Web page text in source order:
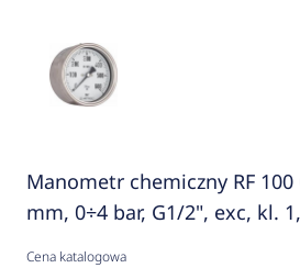
Manometr chemiczny RF 100
mm, 0÷4 bar, G1/2", exc, kl.
Cena katalogowa